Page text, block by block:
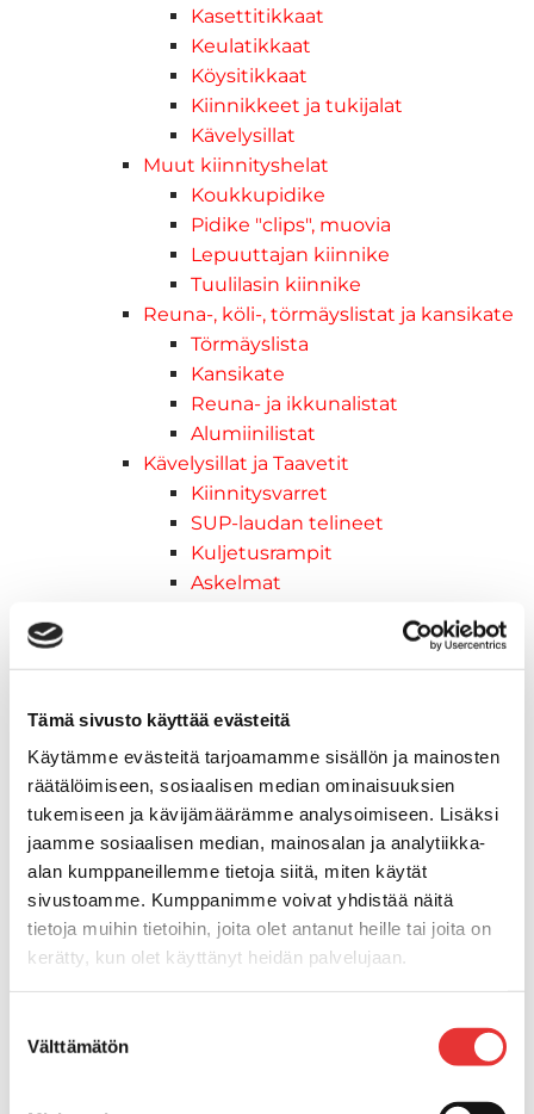
Tämä sivusto käyttää evästeitä
Käytämme evästeitä tarjoamamme sisällön ja mainosten
räätälöimiseen, sosiaalisen median ominaisuuksien
tukemiseen ja kävijämäärämme analysoimiseen. Lisäksi
jaamme sosiaalisen median, mainosalan ja analytiikka-
alan kumppaneillemme tietoja siitä, miten käytät
sivustoamme. Kumppanimme voivat yhdistää näitä
tietoja muihin tietoihin, joita olet antanut heille tai joita on
kerätty, kun olet käyttänyt heidän palvelujaan.
valinta
Välttämätön
Kasettitikkaat
Keulatikkaat
Köysitikkaat
Kiinnikkeet ja tukijalat
Kävelysillat
Muut kiinnityshelat
Koukkupidike
Pidike "clips", muovia
Lepuuttajan kiinnike
Tuulilasin kiinnike
Reuna-, köli-, törmäyslistat ja kansikate
Törmäyslista
Kansikate
Reuna- ja ikkunalistat
Alumiinilistat
Kävelysillat ja Taavetit
Kiinnitysvarret
SUP-laudan telineet
Kuljetusrampit
Askelmat
Taavetit
Liukukoneistot
Tuolinjalat
Tuolit
Venetuolit
Veneen kiinnitys
Pollarit
Knaapit
Trailerikoukut
Venerenkaat ja silmukkapultit/-